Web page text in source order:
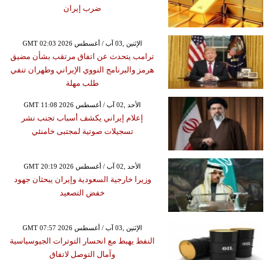
ضرب إيران
GMT 02:03 2026 الإثنين ,03 آب / أغسطس
ترامب يتحدث عن اتفاق مرتقب بشأن مضيق
هرمز والبرنامج النووي الإيراني وطهران تنفي
طلب مهلة
GMT 11:08 2026 الأحد ,02 آب / أغسطس
إعلام إيراني يكشف أسباب تجنب نشر
تسجيلات صوتية لمجتبى خامنئي
GMT 20:19 2026 الأحد ,02 آب / أغسطس
وزيرا خارجية السعودية وإيران يبحثان جهود
خفض التصعيد
GMT 07:57 2026 الإثنين ,03 آب / أغسطس
النفط يهبط مع انحسار التوترات الجيوسياسية
وآمال التوصل لاتفاق